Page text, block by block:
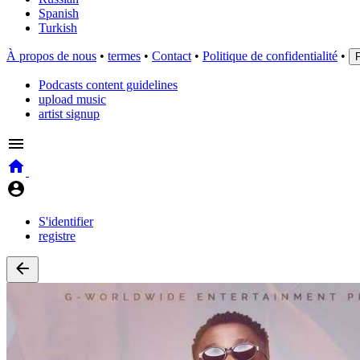
Spanish
Turkish
À propos de nous • termes • Contact • Politique de confidentialité •
Podcasts content guidelines
upload music
artist signup
S'identifier
registre